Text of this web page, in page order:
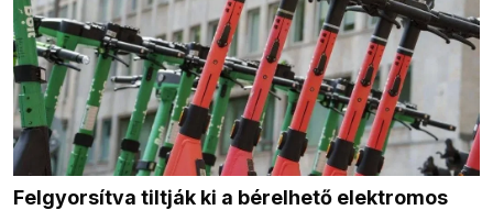
Felgyorsítva tiltják ki a bérelhető elektromos